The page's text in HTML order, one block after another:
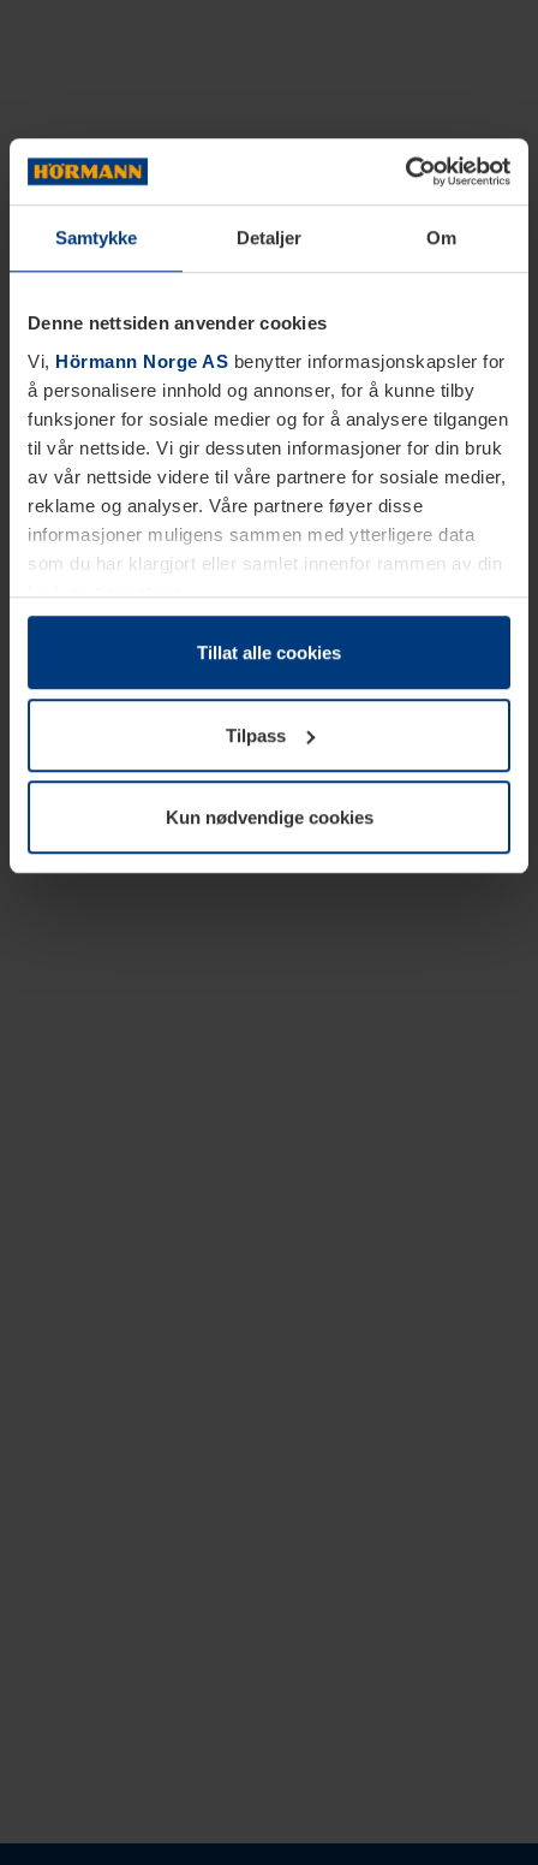
Samtykke Detaljer Om
Denne nettsiden anvender cookies
Vi, Hörmann Norge AS benytter informasjonskapsler for
å personalisere innhold og annonser, for å kunne tilby
funksjoner for sosiale medier og for å analysere tilgangen
til vår nettside. Vi gir dessuten informasjoner for din bruk
av vår nettside videre til våre partnere for sosiale medier,
reklame og analyser. Våre partnere føyer disse
informasjoner muligens sammen med ytterligere data
som du har klargjort eller samlet innenfor rammen av din
bruk av tjenestene.
Etter loven kan vi lagre informasjonskapsler på din
datamaskin, hvis disse er absolutt nødvendig for drift av
trenger vi din tillatelse. Du kan når som helst endre eller
tilbakekalle ditt samtykke i forklaringen av
informasjonskapselen på sidenPersonvernerklæringpå
Tillat alle cookies
Tilpass
Kun nødvendige cookies